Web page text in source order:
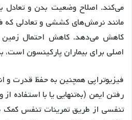
می‌کند. اصلاح وضعیت بدن و تعادل
مانند نرمش‌های کششی و تعادلی که
کاهش می‌دهد. کاهش احتمال
اصلی برای بیماران پارکینسون است،
فیزیوتراپی همچنین به حفظ قدرت و
رفتن ایمن (به‌تنهایی یا با استفاده
تنفسی از طریق تمرینات تنفس کمک